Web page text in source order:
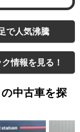
で人気沸騰
情報を見る！
中古車を探